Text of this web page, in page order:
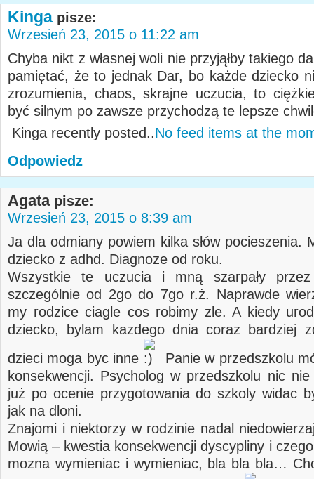
Kinga pisze:
Wrzesień 23, 2015 o 11:22 am
Chyba nikt z własnej woli nie przyjąłby takiego
pamiętać, że to jednak Dar, bo każde dziecko
zrozumienia, chaos, skrajne uczucia, to
być silnym po zawsze przychodzą te lepsze
Kinga recently posted..No feed items at the
Odpowiedz
Agata pisze:
Wrzesień 23, 2015 o 8:39 am
Ja dla odmiany powiem kilka słów pocieszenia.
dziecko z adhd. Diagnoze od roku.
Wszystkie te uczucia i mną szarpały
szczególnie od 2go do 7go r.ż. Naprawde
my rodzice ciagle cos robimy zle. A kiedy
dziecko, bylam kazdego dnia coraz bardziej
dzieci moga byc inne
Panie w przedszkolu
konsekwencji. Psycholog w przedszkolu nic nie
już po ocenie przygotowania do szkoly widac
jak na dloni.
Znajomi i niektorzy w rodzinie nadal
Mowią – kwestia konsekwencji dyscypliny i
mozna wymieniac i wymieniac, bla bla bla…